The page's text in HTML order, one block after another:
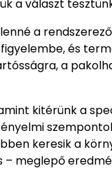
a választ
a
és
a
kitérünk a
keresik a
– meglepő